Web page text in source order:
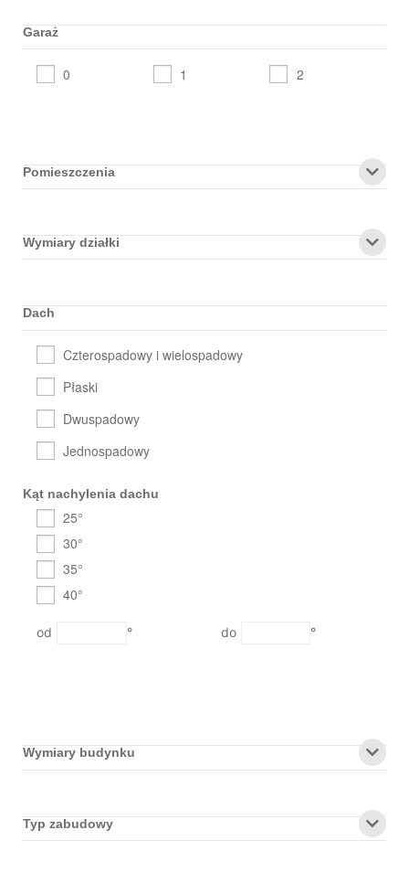
Garaż
0 1 2
Pomieszczenia
Wymiary działki
Dach
Jednospadowy
Płaski
Dwuspadowy
Czterospadowy i wielospadowy
Kąt nachylenia dachu
25°
30°
35°
40°
° °
Wymiary budynku
Typ zabudowy